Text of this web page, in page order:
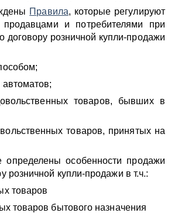
Правила, которые регулируют
и потребителями при
договору розничной купли-продажи
товаров, бывших в
товаров, принятых на
определены особенности продажи
розничной купли-продажи в т.ч.:
товаров
товаров бытового назначения